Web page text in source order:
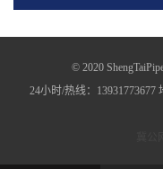
© 2020
24小时/热线：